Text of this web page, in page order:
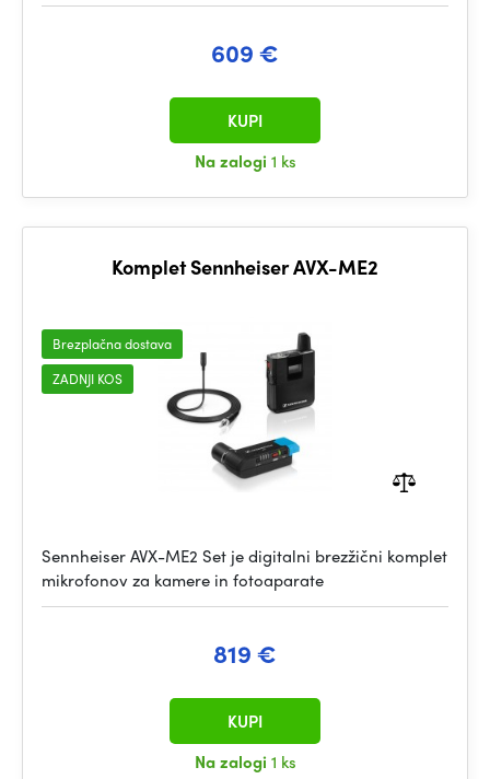
609 €
Na zalogi 1 ks
KUPI
Komplet Sennheiser AVX-ME2
Brezplačna dostava
ZADNJI KOS
Sennheiser AVX-ME2 Set je digitalni brezžični komplet
mikrofonov za kamere in fotoaparate
819 €
Na zalogi 1 ks
KUPI